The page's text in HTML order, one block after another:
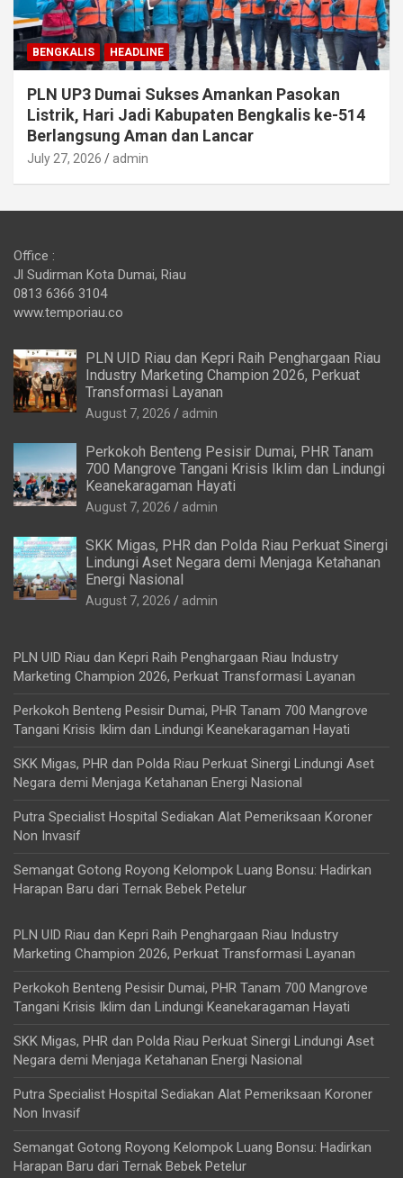
BENGKALIS HEADLINE
PLN UP3 Dumai Sukses Amankan Pasokan
Listrik, Hari Jadi Kabupaten Bengkalis ke-514
Berlangsung Aman dan Lancar
July 27, 2026 admin
Office :
Jl Sudirman Kota Dumai, Riau
0813 6366 3104
www.temporiau.co
PLN UID Riau dan Kepri Raih Penghargaan Riau
Industry Marketing Champion 2026, Perkuat
Transformasi Layanan
August 7, 2026 admin
Perkokoh Benteng Pesisir Dumai, PHR Tanam
700 Mangrove Tangani Krisis Iklim dan Lindungi
Keanekaragaman Hayati
August 7, 2026 admin
SKK Migas, PHR dan Polda Riau Perkuat Sinergi
Lindungi Aset Negara demi Menjaga Ketahanan
Energi Nasional
August 7, 2026 admin
PLN UID Riau dan Kepri Raih Penghargaan Riau Industry
Marketing Champion 2026, Perkuat Transformasi Layanan
Perkokoh Benteng Pesisir Dumai, PHR Tanam 700 Mangrove
Tangani Krisis Iklim dan Lindungi Keanekaragaman Hayati
SKK Migas, PHR dan Polda Riau Perkuat Sinergi Lindungi Aset
Negara demi Menjaga Ketahanan Energi Nasional
Putra Specialist Hospital Sediakan Alat Pemeriksaan Koroner
Non Invasif
Semangat Gotong Royong Kelompok Luang Bonsu: Hadirkan
Harapan Baru dari Ternak Bebek Petelur
PLN UID Riau dan Kepri Raih Penghargaan Riau Industry
Marketing Champion 2026, Perkuat Transformasi Layanan
Perkokoh Benteng Pesisir Dumai, PHR Tanam 700 Mangrove
Tangani Krisis Iklim dan Lindungi Keanekaragaman Hayati
SKK Migas, PHR dan Polda Riau Perkuat Sinergi Lindungi Aset
Negara demi Menjaga Ketahanan Energi Nasional
Putra Specialist Hospital Sediakan Alat Pemeriksaan Koroner
Non Invasif
Semangat Gotong Royong Kelompok Luang Bonsu: Hadirkan
Harapan Baru dari Ternak Bebek Petelur